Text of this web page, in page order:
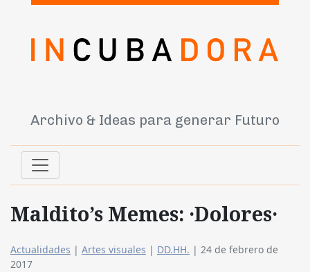
Archivo & Ideas para generar Futuro
Maldito’s Memes: ·Dolores·
Actualidades | Artes visuales | DD.HH. | 24 de febrero de
2017